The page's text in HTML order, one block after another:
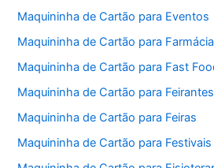
Maquininha de Cartão para Eventos
Maquininha de Cartão para Farmácia
Maquininha de Cartão para Fast
Maquininha de Cartão para Feirantes
Maquininha de Cartão para Feiras
Maquininha de Cartão para Festivais